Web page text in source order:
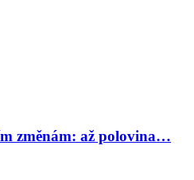
změnám: až polovina…